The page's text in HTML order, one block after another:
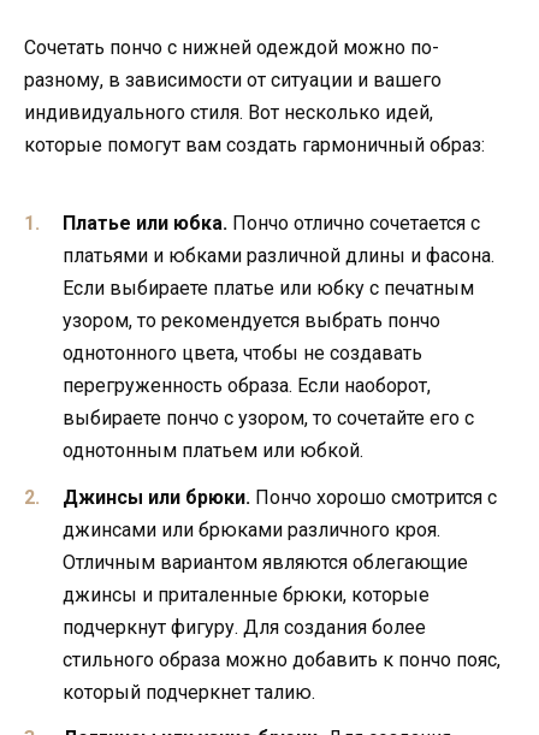
Сочетать пончо с нижней одеждой можно по-
разному, в зависимости от ситуации и вашего
индивидуального стиля. Вот несколько идей,
которые помогут вам создать гармоничный образ:
Платье или юбка. Пончо отлично сочетается с
платьями и юбками различной длины и фасона.
Если выбираете платье или юбку с печатным
узором, то рекомендуется выбрать пончо
однотонного цвета, чтобы не создавать
перегруженность образа. Если наоборот,
выбираете пончо с узором, то сочетайте его с
однотонным платьем или юбкой.
Джинсы или брюки. Пончо хорошо смотрится с
джинсами или брюками различного кроя.
Отличным вариантом являются облегающие
джинсы и приталенные брюки, которые
подчеркнут фигуру. Для создания более
стильного образа можно добавить к пончо пояс,
который подчеркнет талию.